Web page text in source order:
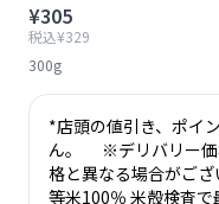
¥305
税込¥329
300g
*店頭の値引き、ポイ
ん。 ※デリバリー価
格と異なる場合がご
等米100％ 米殻検査